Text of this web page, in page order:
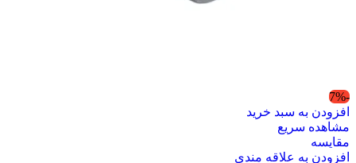
-7%
افزودن به سبد خرید
مشاهده سریع
مقایسه
افزودن به علاقه مندی